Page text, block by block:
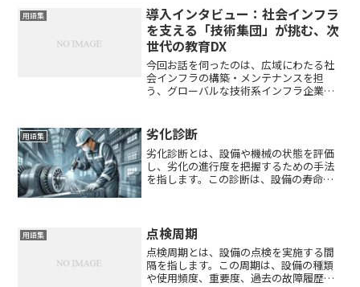
は、特に突発的なトラブル...
用語集
導入インタビュー：社会インフラ
を支える「技術集団」が挑む、次
世代の教育DX
今回お話を伺ったのは、広域にわたる社
会インフラの構築・メンテナンスを担
う、グローバルな技術系インフラ企業で
フィスワークとは異なる独自の教育環境
における課題を抱えています...
用語集 劣化診断
劣化診断とは、設備や機械の状態を評価
し、劣化の進行度を把握するための手法
を指します。この診断は、設備の寿命や
いて重要な基礎データとな...
用語集 点検周期
点検周期とは、設備の点検を実施する間
隔を指します。この周期は、設備の種類
や使用頻度、重要度、過去の故障履歴に